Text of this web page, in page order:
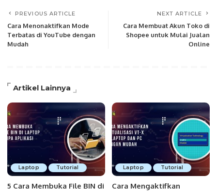
PREVIOUS ARTICLE
Cara Menonaktifkan Mode
Terbatas di YouTube dengan
Mudah
NEXT ARTICLE
Cara Membuat Akun Toko di
Shopee untuk Mulai Jualan
Online
Artikel Lainnya
Laptop Tutorial
5 Cara Membuka File BIN di
Laptop Tutorial
Cara Mengaktifkan